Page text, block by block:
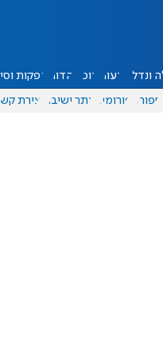
ונדל"ן דעות אוכל יהדות הפקות
ספורט פורומים אתר ישיבה יצירת קשר